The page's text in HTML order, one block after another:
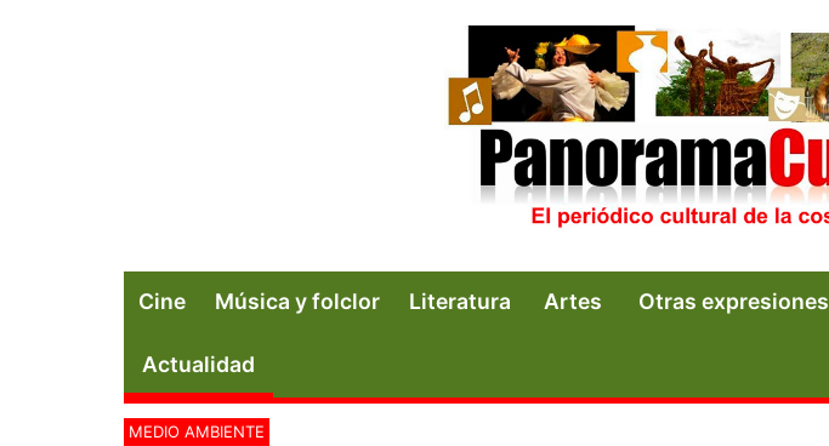
Cine Música y folclor Literatura Artes Otras expresiones
Actualidad
MEDIO AMBIENTE